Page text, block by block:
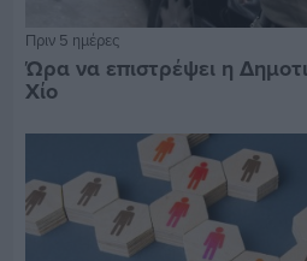
Πριν 5 ημέρες
Ώρα να επιστρέψει η
Χίο